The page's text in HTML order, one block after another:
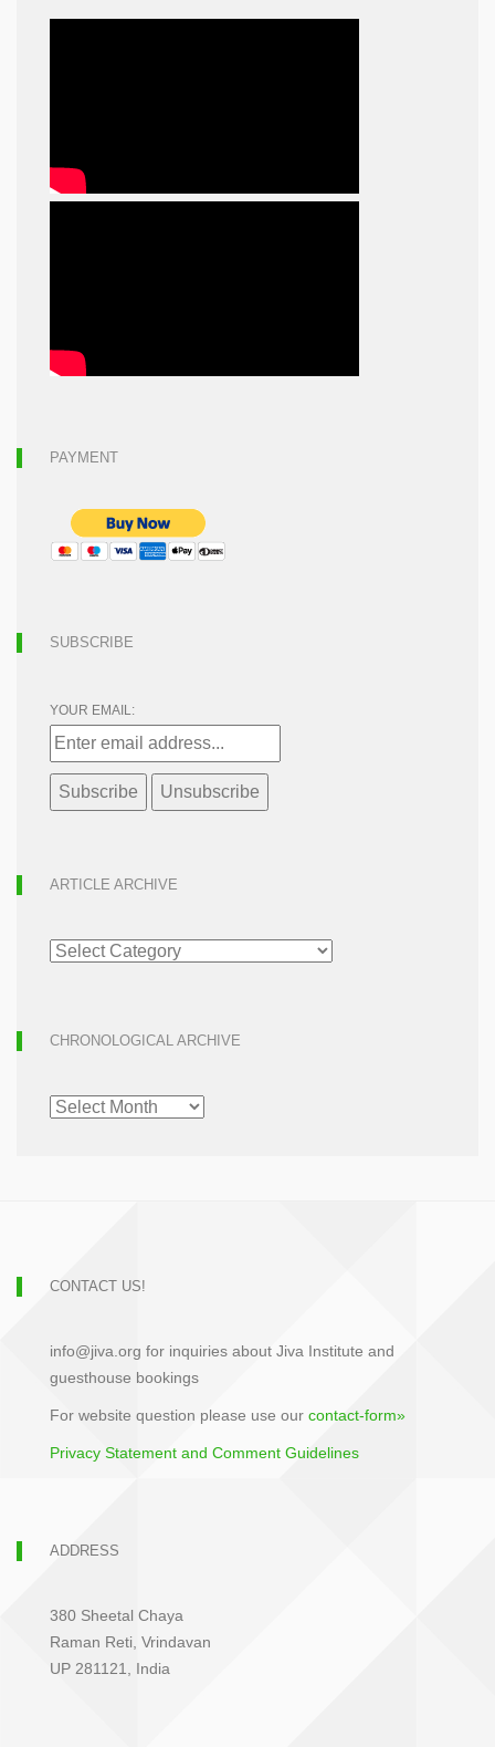
PAYMENT
SUBSCRIBE
YOUR EMAIL:
ARTICLE ARCHIVE
ARTICLE
ARCHIVE
CHRONOLOGICAL ARCHIVE
CHRONOLOGICAL
ARCHIVE
CONTACT US!
info@jiva.org for inquiries about Jiva Institute and
guesthouse bookings
For website question please use our contact-form»
Privacy Statement and Comment Guidelines
ADDRESS
380 Sheetal Chaya
Raman Reti, Vrindavan
UP 281121, India